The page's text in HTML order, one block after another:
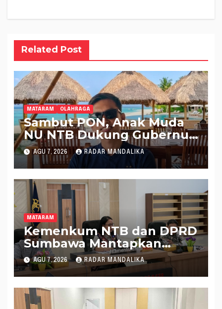
Related Post
MATARAM OLAHRAGA
Sambut PON, Anak Muda
NU NTB Dukung Gubernur
Pimpin KONI NTB
AGU 7, 2026 RADAR MANDALIKA
MATARAM
Kemenkum NTB dan DPRD
Sumbawa Mantapkan
Rencana Pembentukan 8
Raperda Inisiatif
AGU 7, 2026 RADAR MANDALIKA